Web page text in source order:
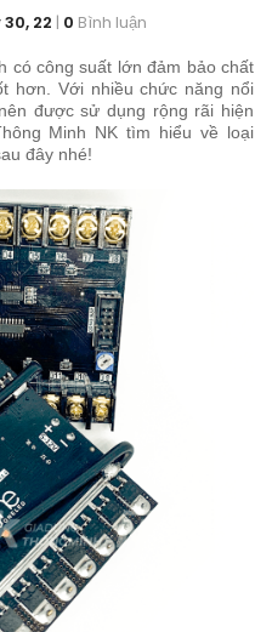
22 | 0 Bình luận
có công suất lớn đảm bảo chất
hơn. Với nhiều chức năng nổi
được sử dụng rộng rãi hiện
Minh NK tìm hiểu về loại
đây nhé!